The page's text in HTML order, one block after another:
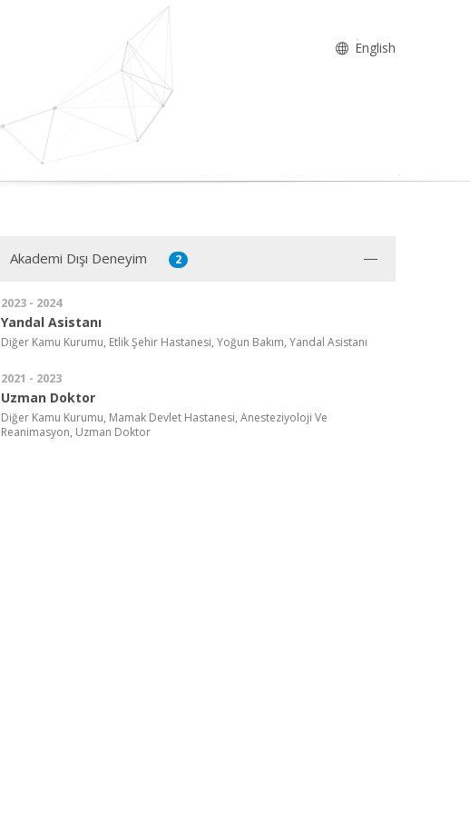
English
Akademi Dışı Deneyim 2
2023 - 2024
Yandal Asistanı
Diğer Kamu Kurumu, Etlik Şehir Hastanesi, Yoğun Bakım, Yandal Asistanı
2021 - 2023
Uzman Doktor
Diğer Kamu Kurumu, Mamak Devlet Hastanesi, Anesteziyoloji Ve
Reanimasyon, Uzman Doktor